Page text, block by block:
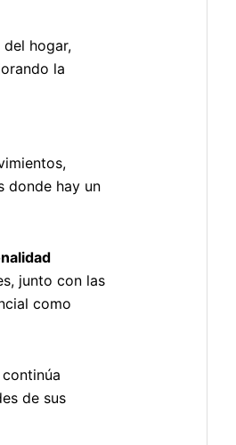
hogar,
la
donde hay un
junto con las
como
de sus